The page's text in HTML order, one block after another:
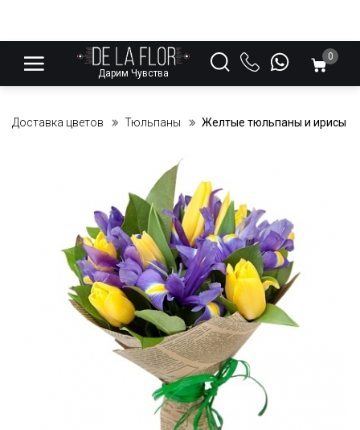
Дарим Чувства
0
Доставка цветов Тюльпаны Желтые тюльпаны и ирисы